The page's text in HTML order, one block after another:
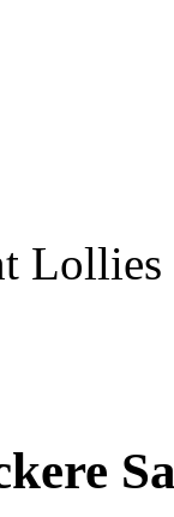
Lollies